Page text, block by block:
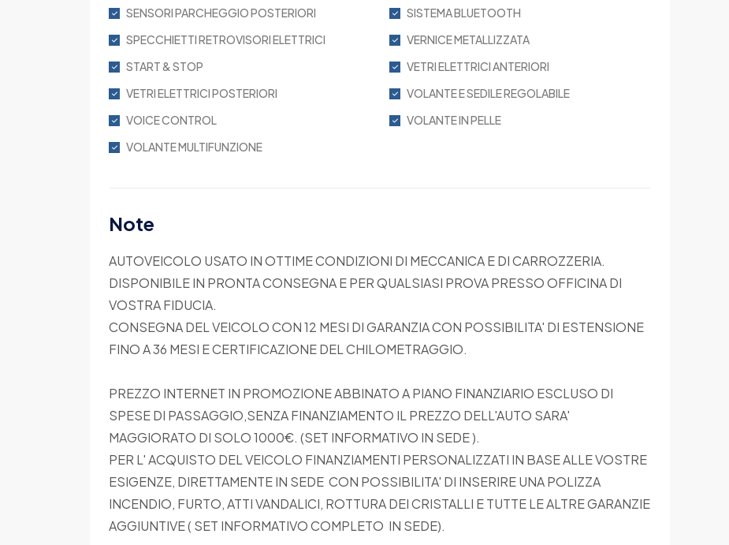
SENSORI PARCHEGGIO POSTERIORI
SISTEMA BLUETOOTH
SPECCHIETTI RETROVISORI ELETTRICI
START & STOP
VERNICE METALLIZZATA
VETRI ELETTRICI ANTERIORI
VETRI ELETTRICI POSTERIORI
VOICE CONTROL
VOLANTE E SEDILE REGOLABILE
VOLANTE IN PELLE
VOLANTE MULTIFUNZIONE
Note
AUTOVEICOLO USATO IN OTTIME CONDIZIONI DI MECCANICA E DI CARROZZERIA.
DISPONIBILE IN PRONTA CONSEGNA E PER QUALSIASI PROVA PRESSO OFFICINA DI
VOSTRA FIDUCIA.
CONSEGNA DEL VEICOLO CON 12 MESI DI GARANZIA CON POSSIBILITA' DI ESTENSIONE
FINO A 36 MESI E CERTIFICAZIONE DEL CHILOMETRAGGIO.
PREZZO INTERNET IN PROMOZIONE ABBINATO A PIANO FINANZIARIO ESCLUSO DI
SPESE DI PASSAGGIO,SENZA FINANZIAMENTO IL PREZZO DELL'AUTO SARA'
MAGGIORATO DI SOLO 1000€. (SET INFORMATIVO IN SEDE ).
PER L' ACQUISTO DEL VEICOLO FINANZIAMENTI PERSONALIZZATI IN BASE ALLE VOSTRE
ESIGENZE, DIRETTAMENTE IN SEDE CON POSSIBILITA' DI INSERIRE UNA POLIZZA
INCENDIO, FURTO, ATTI VANDALICI, ROTTURA DEI CRISTALLI E TUTTE LE ALTRE GARANZIE
AGGIUNTIVE ( SET INFORMATIVO COMPLETO IN SEDE).